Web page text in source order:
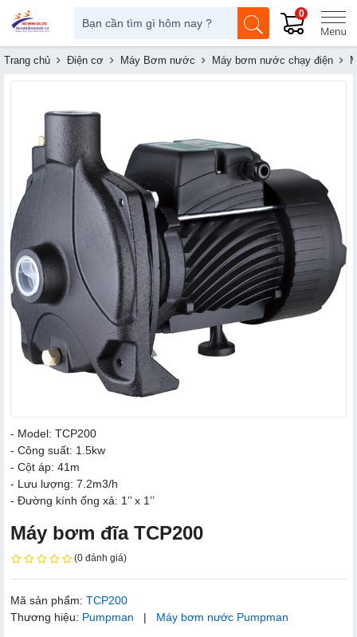
0
Trang chủ Điện cơ Máy Bơm nước Máy bơm nước chạy điện
- Model: TCP200
- Công suất: 1.5kw
- Cột áp: 41m
- Lưu lượng: 7.2m3/h
- Đường kính ống xả: 1’’ x 1’’
Máy bơm đĩa TCP200
(0 đánh giá)
Mã sản phẩm: TCP200
Thương hiệu: Pumpman | Máy bơm nước Pumpman